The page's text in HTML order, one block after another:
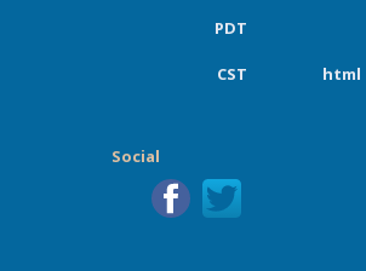
PDT
CST
Social